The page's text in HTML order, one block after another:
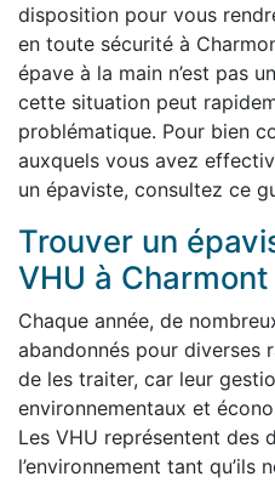
disposition pour vous
en toute sécurité à
épave à la main n’est pas
cette situation peut
problématique. Pour bien
auxquels vous avez
un épaviste, consultez ce
Trouver un
VHU à
Chaque année, de
abandonnés pour diverses
de les traiter, car leur
environnementaux et
Les VHU représentent des
l’environnement tant qu’ils